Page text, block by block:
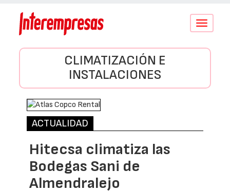
Conmutar
CLIMATIZACIÓN E
INSTALACIONES
ACTUALIDAD
Hitecsa climatiza las
Bodegas Sani de
Almendralejo